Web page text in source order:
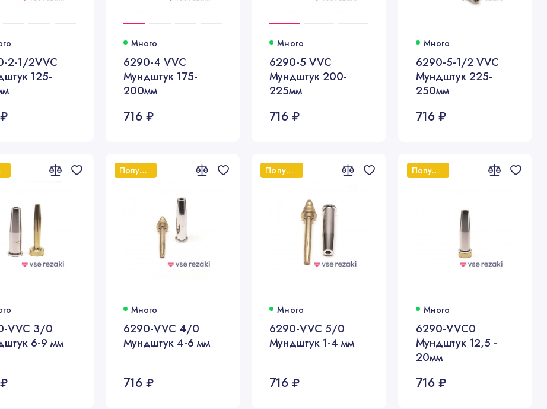
2-1/2VVC
125-
Много
6290-4 VVC
Мундштук 175-
200мм
716 ₽
Много
6290-5 VVC
Мундштук 200-
225мм
716 ₽
Много
6290-5-1/2 VVC
Мундштук 225-
250мм
716 ₽
VVC 3/0
6-9 мм
Популярный
Много
6290-VVC 4/0
Мундштук 4-6 мм
716 ₽
Популярный
Много
6290-VVC 5/0
Мундштук 1-4 мм
716 ₽
Популярный
Много
6290-VVC0
Мундштук 12,5 -
20мм
716 ₽